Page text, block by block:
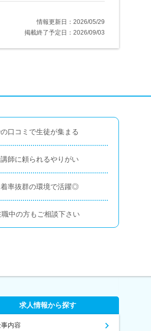
情報更新日：2026/05/29
掲載終了予定日：2026/09/03
口コミで生徒が集まる
師に頼られるやりがい
着率抜群の環境で活躍◎
中の方もご相談下さい
求人情報から探す
内容